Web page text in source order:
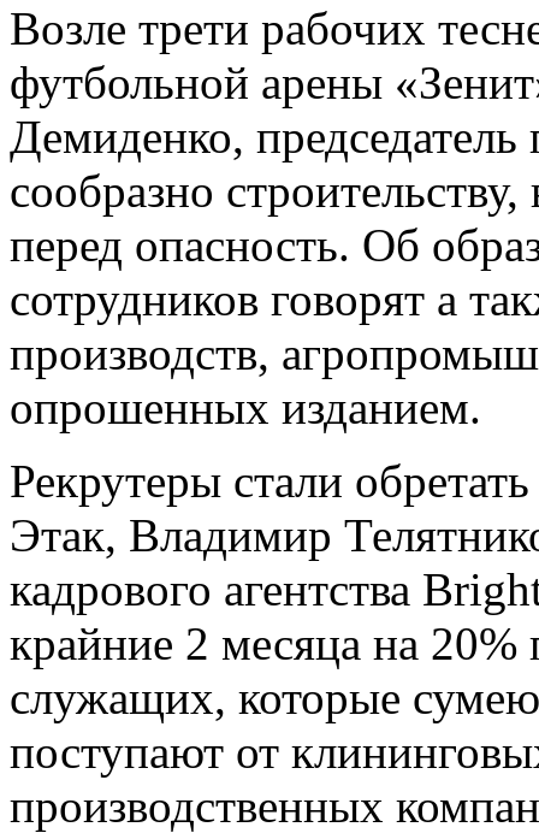
Возле трети рабочих
футбольной арены
Демиденко, председатель
сообразно
перед опасность. Об
сотрудников говорят а
производств,
опрошенных изданием.
Рекрутеры стали
Этак, Владимир
кадрового агентства
крайние 2 месяца на 20%
служащих, которые
поступают от
производственных